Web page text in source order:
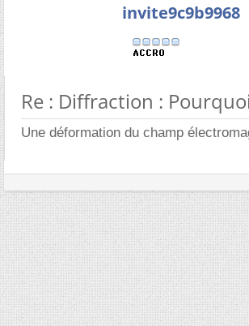
invite9c9b9968
Re : Diffraction :
Une déformation du champ